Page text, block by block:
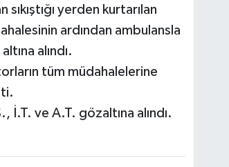
sıkıştığı yerden kurtarılan
ardından ambulansla
alındı.
tüm müdahalelerine
ve A.T. gözaltına alındı.